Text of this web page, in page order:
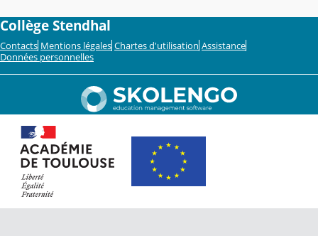
Collège Stendhal
Contacts Mentions légales Chartes d'utilisation Assistance
Données personnelles